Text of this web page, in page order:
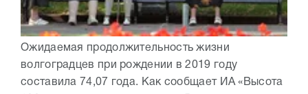
Ожидаемая продолжительность жизни
волгоградцев при рождении в 2019 году
составила 74,07 года. Как сообщает ИА «Высота